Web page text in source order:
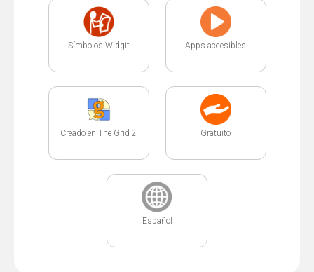
Símbolos Widgit Apps accesibles
Creado en The Grid 2 Gratuito
Español